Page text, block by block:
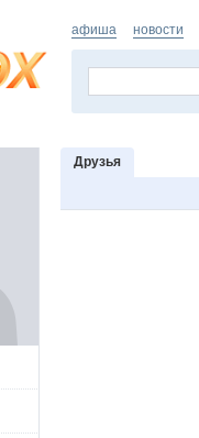
афиша новости
Друзья